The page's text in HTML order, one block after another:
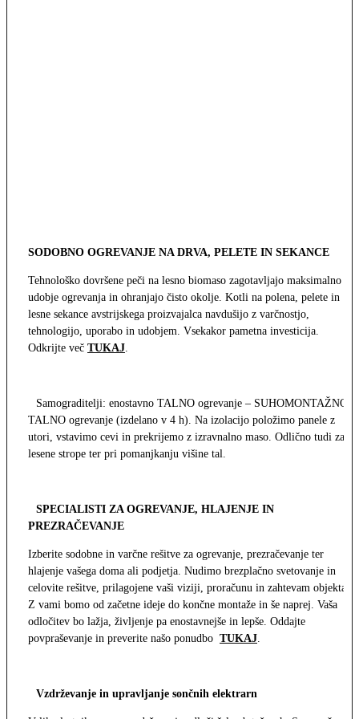
SODOBNO OGREVANJE NA DRVA, PELETE IN SEKANCE
Tehnološko dovršene peči na lesno biomaso zagotavljajo maksimalno
udobje ogrevanja in ohranjajo čisto okolje. Kotli na polena, pelete in
lesne sekance avstrijskega proizvajalca navdušijo z varčnostjo,
tehnologijo, uporabo in udobjem. Vsekakor pametna investicija.
Odkrijte več TUKAJ
Samograditelji: enostavno TALNO ogrevanje – SUHOMONTAŽNO
TALNO ogrevanje (izdelano v 4 h). Na izolacijo položimo panele z
utori, vstavimo cevi in prekrijemo z izravnalno maso. Odlično tudi za
lesene strope ter pri pomanjkanju višine tal.
SPECIALISTI ZA OGREVANJE, HLAJENJE IN
PREZRAČEVANJE
Izberite sodobne in varčne rešitve za ogrevanje, prezračevanje ter
hlajenje vašega doma ali podjetja. Nudimo brezplačno svetovanje in
celovite rešitve, prilagojene vaši viziji, proračunu in zahtevam objekta.
Z vami bomo od začetne ideje do končne montaže in še naprej. Vaša
odločitev bo lažja, življenje pa enostavnejše in lepše. Oddajte
povpraševanje in preverite našo ponudbo TUKAJ
Vzdrževanje in upravljanje sončnih elektrarn